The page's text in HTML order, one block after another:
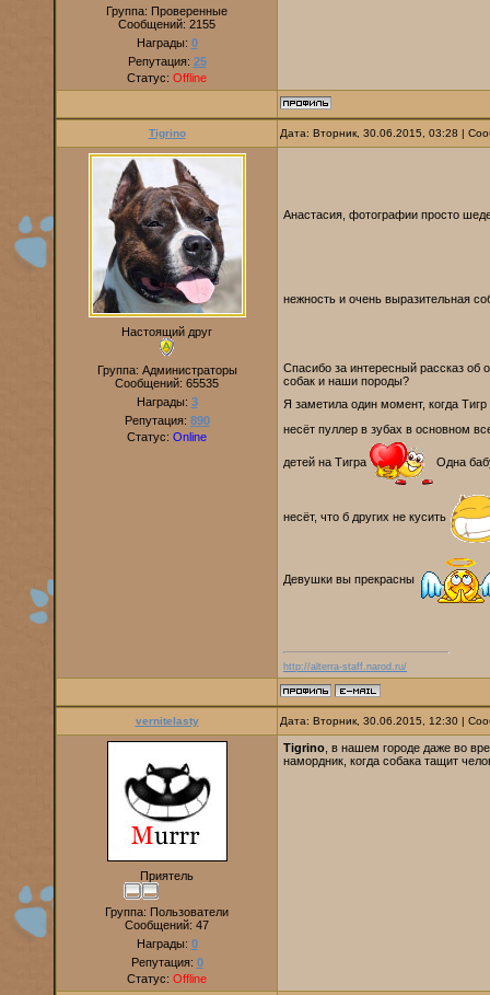
Группа: Проверенные
Сообщений: 2155
Награды: 0
Репутация: 25
Статус: Offline
Tigrino Дата: Вторник, 30.06.2015, 03:28 |
Настоящий друг
Группа: Администраторы
Сообщений: 65535
Награды: 3
Репутация: 890
Статус: Online
Анастасия, фотографии просто
нежность и очень выразительная
Спасибо за интересный рассказ об
собак и наши породы?
Я заметила один момент, когда
несёт пуллер в зубах в основном
детей на Тигра Одна
несёт, что б других не кусить
Девушки вы прекрасны
http://alterra-staff.narod.ru/
vernitelasty Дата: Вторник, 30.06.2015, 12:30 |
Приятель
Группа: Пользователи
Сообщений: 47
Награды: 0
Репутация: 0
Статус: Offline
Tigrino , в нашем городе даже во
намордник, когда собака тащит